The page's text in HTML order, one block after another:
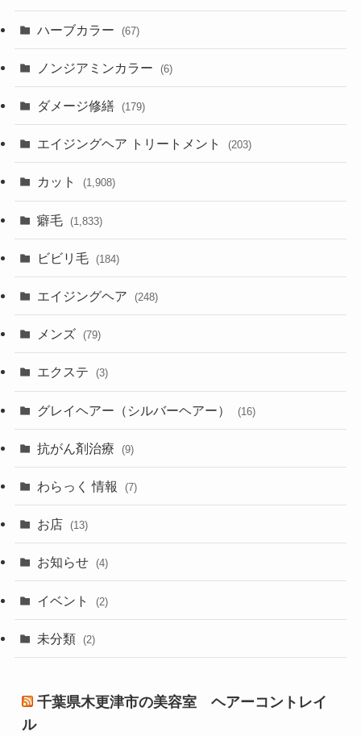
ハーブカラー (67)
ノンジアミンカラー (6)
ダメージ修繕 (179)
エイジングヘア トリートメント (203)
カット (1,908)
癖毛 (1,833)
ビビリ毛 (184)
エイジングヘア (248)
メンズ (79)
エクステ (3)
グレイヘアー（シルバーヘアー） (16)
抗がん剤治療 (9)
わらっく 情報 (7)
お店 (13)
お知らせ (4)
イベント (2)
未分類 (2)
千葉県木更津市の美容室 ヘアーコントレイ
ル